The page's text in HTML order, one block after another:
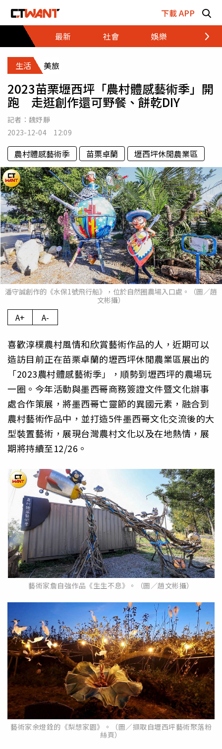
下載 APP
最新
社會 娛樂 財經
生活 美旅
2023苗栗壢西坪「農村體感藝術季」開
跑 走逛創作還可野餐、餅乾DIY
記者： 魏妤靜
2023-12-04 12:09
農村體感藝術季 苗栗卓蘭 壢西坪休閒農業區
潘守誠創作的《水保1號飛行船》，位於自然圈農場入口處。（圖／趙
文彬攝）
A+ A-
喜歡淳樸農村風情和欣賞藝術作品的人，近期可以
造訪目前正在苗栗卓蘭的壢西坪休閒農業區展出的
「2023農村體感藝術季」，順勢到壢西坪的農場玩
一圈。今年活動與墨西哥商務簽證文件暨文化辦事
處合作策展，將墨西哥亡靈節的異國元素，融合到
農村藝術作品中，並打造5件墨西哥文化交流後的大
型裝置藝術，展現台灣農村文化以及在地熱情，展
期將持續至12/26。
藝術家詹自強作品《生生不息》。（圖／趙文彬攝）
藝術家余燈銓的《梨想家園》。（圖／擷取自壢西坪藝術聚落粉
絲頁）